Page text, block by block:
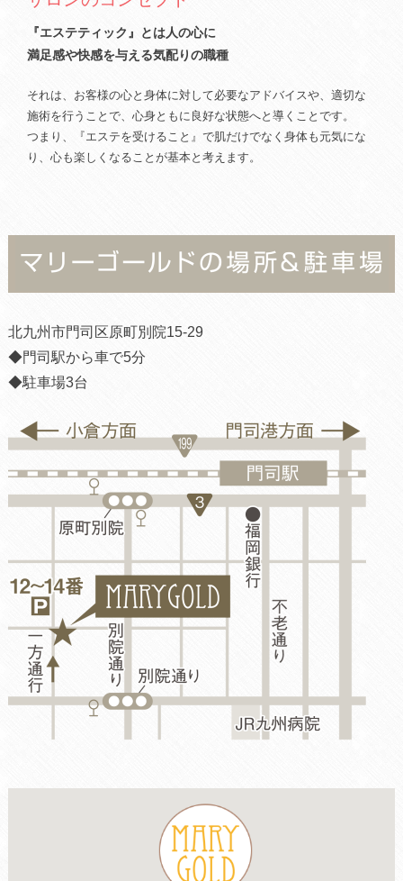
『エステティック』とは人の心に
満足感や快感を与える気配りの職種
それは、お客様の心と身体に対して必要なアドバイスや、適切な
施術を行うことで、心身ともに良好な状態へと導くことです。
つまり、『エステを受けること』で肌だけでなく身体も元気にな
り、心も楽しくなることが基本と考えます。
北九州市門司区原町別院15-29
◆門司駅から車で5分
◆駐車場3台